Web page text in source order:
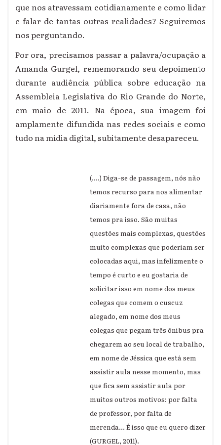
que nos atravessam cotidianamente e como lidar
e falar de tantas outras realidades? Seguiremos
nos perguntando.
Por ora, precisamos passar a palavra/ocupação a
Amanda Gurgel, rememorando seu depoimento
durante audiência pública sobre educação na
Assembleia Legislativa do Rio Grande do Norte,
em maio de 2011. Na época, sua imagem foi
amplamente difundida nas redes sociais e como
tudo na mídia digital, subitamente desapareceu.
(….) Diga-se de passagem, nós não
temos recurso para nos alimentar
diariamente fora de casa, não
temos pra isso. São muitas
questões mais complexas, questões
muito complexas que poderiam ser
colocadas aqui, mas infelizmente o
tempo é curto e eu gostaria de
solicitar isso em nome dos meus
colegas que comem o cuscuz
alegado, em nome dos meus
colegas que pegam três ônibus pra
chegarem ao seu local de trabalho,
em nome de Jéssica que está sem
assistir aula nesse momento, mas
que fica sem assistir aula por
muitos outros motivos: por falta
de professor, por falta de
merenda… É isso que eu quero dizer
(GURGEL, 2011).